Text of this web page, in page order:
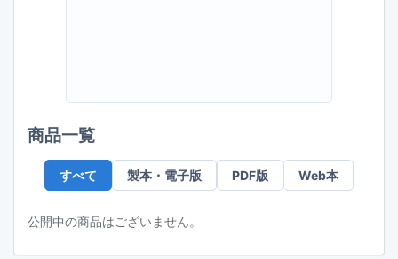
商品一覧
すべて 製本・電子版 PDF版 Web本
公開中の商品はございません。